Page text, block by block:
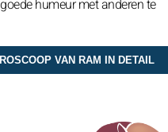
humeur met anderen te